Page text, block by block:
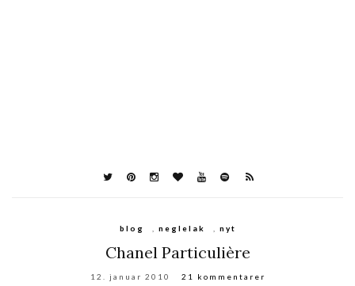
blog , neglelak , nyt
Chanel Particulière
12. januar 2010 21 kommentarer